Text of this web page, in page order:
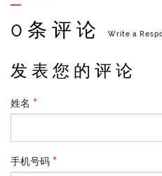
0 条 评 论 Write a
发 表 您 的 评 论
姓名
手机号码